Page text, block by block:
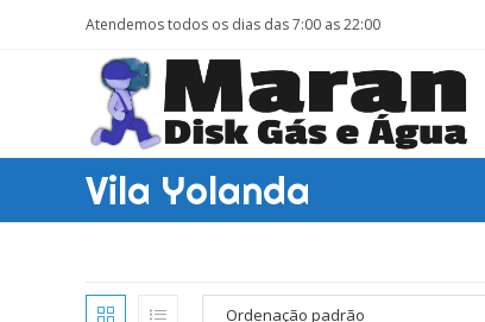
Atendemos todos os dias das 7:00 as 22:00
Vila Yolanda